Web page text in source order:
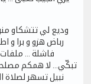
وديع لي تتشكاو
رباض هزو و برا و
فاشلة … ملفات
تبكّي… لا همكم
نبيل تسهر لصلاة